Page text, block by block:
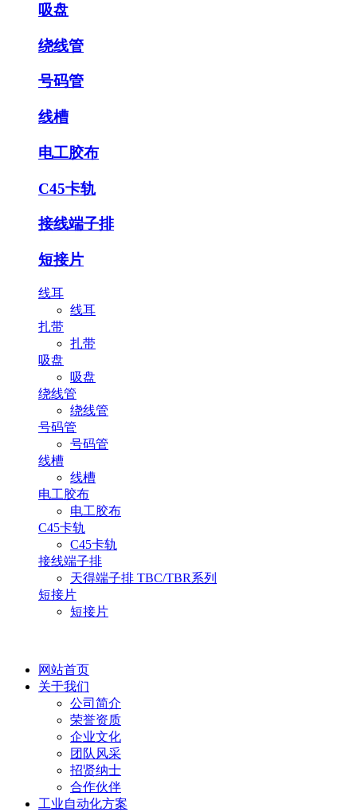
吸盘
绕线管
号码管
线槽
电工胶布
C45卡轨
接线端子排
短接片
线耳
线耳
扎带
扎带
吸盘
吸盘
绕线管
绕线管
号码管
号码管
线槽
线槽
电工胶布
电工胶布
C45卡轨
C45卡轨
接线端子排
天得端子排 TBC/TBR系列
短接片
短接片
网站首页
关于我们
公司简介
荣誉资质
企业文化
团队风采
招贤纳士
合作伙伴
工业自动化方案